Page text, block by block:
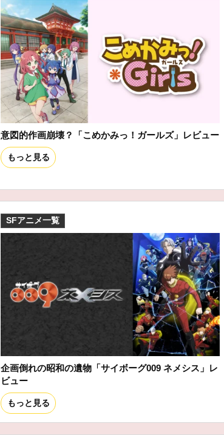
意図的作画崩壊？「こめかみっ！ガールズ」レビュー
もっと見る
SFアニメ一覧
企画倒れの昭和の遺物「サイボーグ009 ネメシス」レ
ビュー
もっと見る